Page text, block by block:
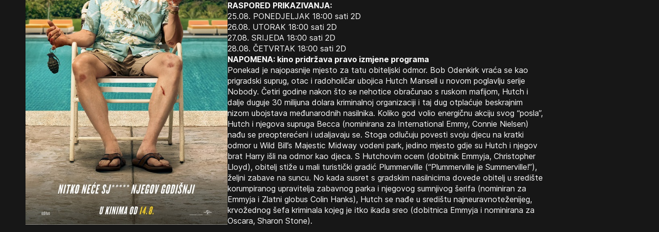
RASPORED PRIKAZIVANJA:
25.08. PONEDJELJAK 18:00 sati 2D
26.08. UTORAK 18:00 sati 2D
27.08. SRIJEDA 18:00 sati 2D
28.08. ČETVRTAK 18:00 sati 2D
NAPOMENA: kino pridržava pravo izmjene programa
Ponekad je najopasnije mjesto za tatu obiteljski odmor. Bob Odenkirk vraća se kao
prigradski suprug, otac i radoholičar ubojica Hutch Mansell u novom poglavlju serije
Nobody. Četiri godine nakon što se nehotice obračunao s ruskom mafijom, Hutch i
dalje duguje 30 milijuna dolara kriminalnoj organizaciji i taj dug otplaćuje beskrajnim
nizom ubojstava međunarodnih nasilnika. Koliko god volio energičnu akciju svog “posla”,
Hutch i njegova supruga Becca (nominirana za International Emmy, Connie Nielsen)
nađu se preopterećeni i udaljavaju se. Stoga odlučuju povesti svoju djecu na kratki
odmor u Wild Bill’s Majestic Midway vodeni park, jedino mjesto gdje su Hutch i njegov
brat Harry išli na odmor kao djeca. S Hutchovim ocem (dobitnik Emmyja, Christopher
Lloyd), obitelj stiže u mali turistički gradić Plummerville (“Plummerville je Summerville!”),
željni zabave na suncu. No kada susret s gradskim nasilnicima dovede obitelj u središte
korumpiranog upravitelja zabavnog parka i njegovog sumnjivog šerifa (nominiran za
Emmyja i Zlatni globus Colin Hanks), Hutch se nađe u središtu najneuravnoteženijeg,
krvožednog šefa kriminala kojeg je itko ikada sreo (dobitnica Emmyja i nominirana za
Oscara, Sharon Stone).